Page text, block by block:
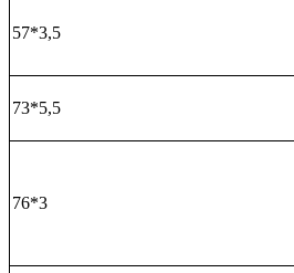
57*3,5
73*5,5
76*3